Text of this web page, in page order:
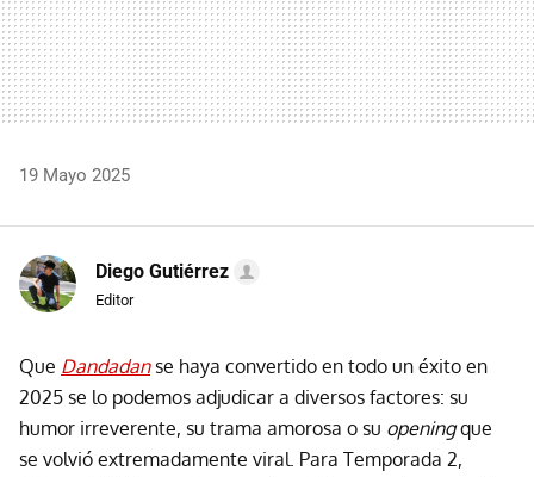
19 Mayo 2025
Diego Gutiérrez
Editor
Que Dandadan se haya convertido en todo un éxito en
2025 se lo podemos adjudicar a diversos factores: su
humor irreverente, su trama amorosa o su openingque
se volvió extremadamente viral. Para Temporada 2,